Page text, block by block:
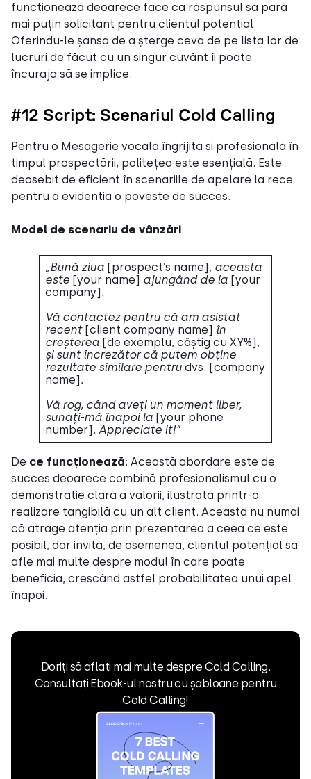
funcționează deoarece face ca răspunsul să pară
mai puțin solicitant pentru clientul potențial.
Oferindu-le șansa de a șterge ceva de pe lista lor de
lucruri de făcut cu un singur cuvânt îi poate
încuraja să se implice.
#12 Script: Scenariul Cold Calling
Pentru o Mesagerie vocală îngrijită și profesională în
timpul prospectării, politețea este esențială. Este
deosebit de eficient în scenariile de apelare la rece
pentru a evidenția o poveste de succes.
Model de scenariu de vânzări:
„Bună ziua [prospect’s name], aceasta
este [your name] ajungând de la [your
company].
Vă contactez pentru că am asistat
recent [client company name] în
creșterea [de exemplu, câștig cu XY%],
și sunt încrezător că putem obține
rezultate similare pentru dvs. [company
name].
Vă rog, când aveți un moment liber,
sunați-mă înapoi la [your phone
number]. Appreciate it!”
De ce funcționează: Această abordare este de
succes deoarece combină profesionalismul cu o
demonstrație clară a valorii, ilustrată printr-o
realizare tangibilă cu un alt client. Aceasta nu numai
că atrage atenția prin prezentarea a ceea ce este
posibil, dar invită, de asemenea, clientul potențial să
afle mai multe despre modul în care poate
beneficia, crescând astfel probabilitatea unui apel
înapoi.
Doriți să aflați mai multe despre Cold Calling.
Consultați Ebook-ul nostru cu șabloane pentru
Cold Calling!